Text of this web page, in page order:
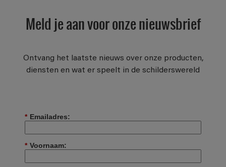
Meld je aan voor onze nieuwsbrief
Ontvang het laatste nieuws over onze producten,
diensten en wat er speelt in de schilderswereld